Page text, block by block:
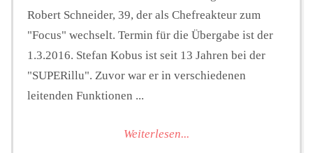
Unterstützen
Robert Schneider, 39, der als Chefreakteur zum
"Focus" wechselt. Termin für die Übergabe ist der
1.3.2016. Stefan Kobus ist seit 13 Jahren bei der
"SUPERillu". Zuvor war er in verschiedenen
leitenden Funktionen ...
Weiterlesen...